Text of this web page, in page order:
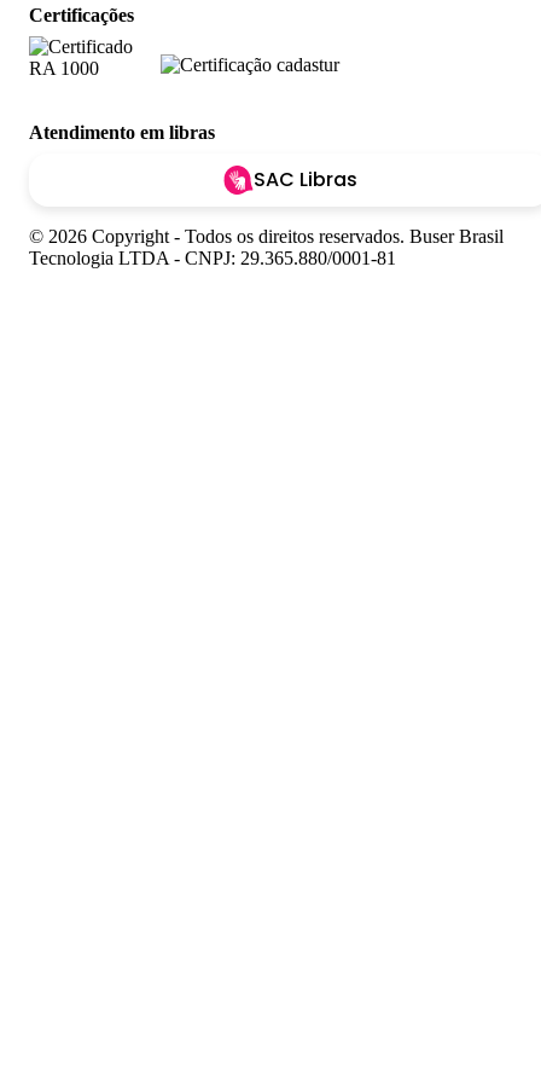
Certificações
Atendimento em libras
SAC Libras
© 2026 Copyright - Todos os direitos reservados. Buser Brasil
Tecnologia LTDA - CNPJ: 29.365.880/0001-81